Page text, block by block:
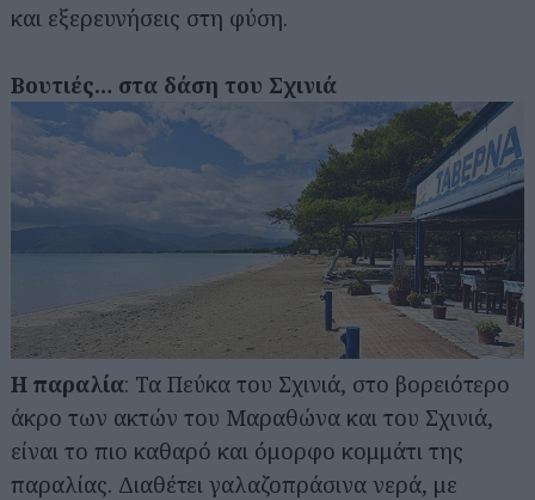
και εξερευνήσεις στη φύση.
Βουτιές… στα δάση του Σχινιά
Η παραλία: Τα Πεύκα του Σχινιά, στο βορειότερο
άκρο των ακτών του Μαραθώνα και του Σχινιά,
είναι το πιο καθαρό και όμορφο κομμάτι της
παραλίας. Διαθέτει γαλαζοπράσινα νερά, με